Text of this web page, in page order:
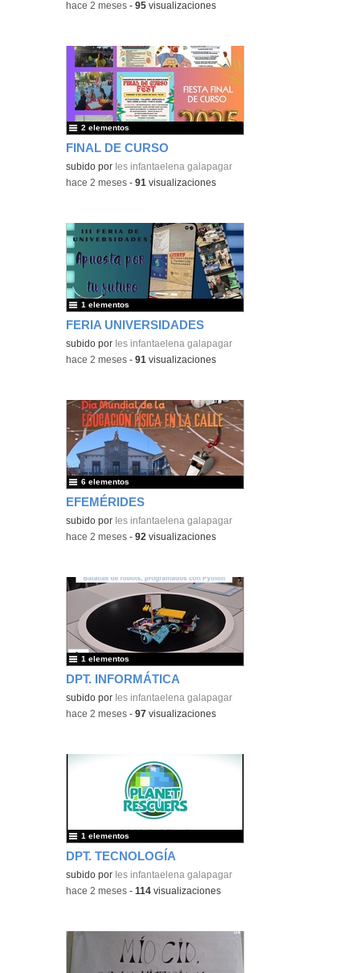
-hace 2 meses -95 visualizaciones
FINAL DE CURSO
subido por Ies infantaelena galapagar
2 elementos
-hace 2 meses -91 visualizaciones
FERIA UNIVERSIDADES
subido por Ies infantaelena galapagar
1 elementos
-hace 2 meses -91 visualizaciones
EFEMÉRIDES
subido por Ies infantaelena galapagar
6 elementos
-hace 2 meses -92 visualizaciones
DPT. INFORMÁTICA
subido por Ies infantaelena galapagar
1 elementos
-hace 2 meses -97 visualizaciones
DPT. TECNOLOGÍA
subido por Ies infantaelena galapagar
1 elementos
-hace 2 meses -114 visualizaciones